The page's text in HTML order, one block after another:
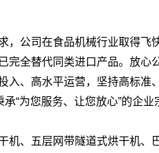
公司在食品机械行业取得飞
完全替代同类进口产品。放心
入、高水平运营，坚持高标准
“为您服务、让您放心”的企
、五层网带隧道式烘干机、